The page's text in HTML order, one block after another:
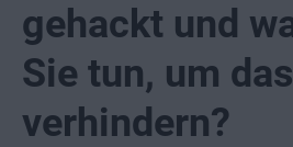
gehackt und
Sie tun, um
verhindern?